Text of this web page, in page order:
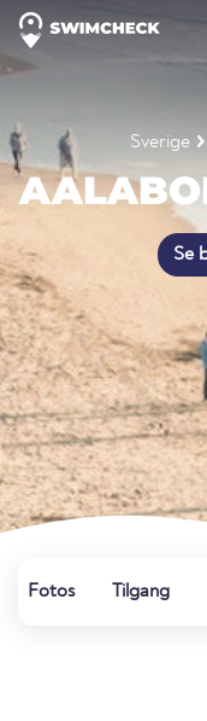
Sverige
Se
Fotos Tilgang